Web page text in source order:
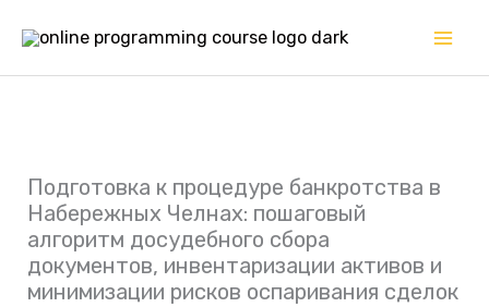
содержимому
Подготовка к процедуре банкротства в
Набережных Челнах: пошаговый
алгоритм досудебного сбора
документов, инвентаризации активов и
минимизации рисков оспаривания сделок